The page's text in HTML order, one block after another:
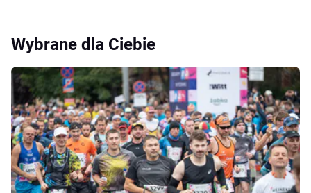
Wybrane dla Ciebie